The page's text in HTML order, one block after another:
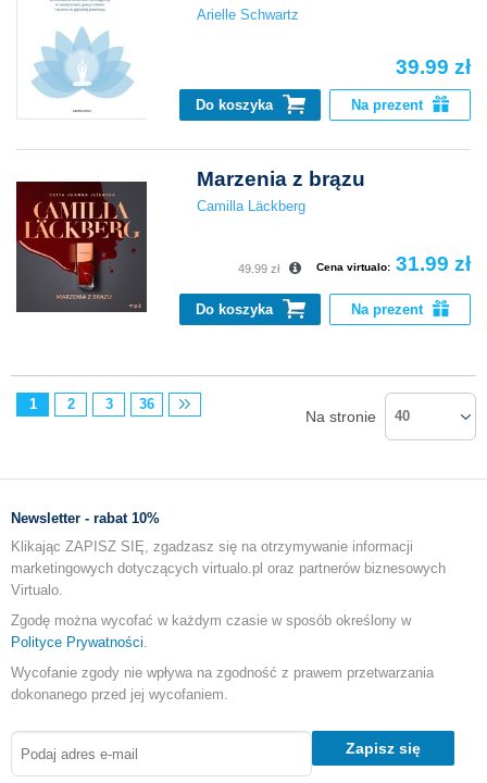
Arielle Schwartz
39.99 zł
Do koszyka Na prezent
Marzenia z brązu
Camilla Läckberg
Cena virtualo: 31.99 zł
49.99 zł
Do koszyka Na prezent
1 2 3 36
Na stronie 40
Newsletter - rabat 10%
Klikając ZAPISZ SIĘ, zgadzasz się na otrzymywanie informacji
marketingowych dotyczących virtualo.pl oraz partnerów biznesowych
Virtualo.
Zgodę można wycofać w każdym czasie w sposób określony w
Polityce Prywatności.
Wycofanie zgody nie wpływa na zgodność z prawem przetwarzania
dokonanego przed jej wycofaniem.
Zapisz się